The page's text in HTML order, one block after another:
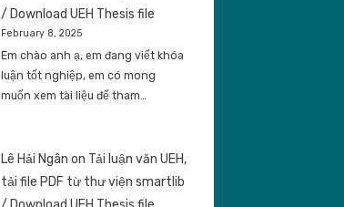
/ Download UEH Thesis file
February 8, 2025
Em chào anh ạ, em đang viết khóa
luận tốt nghiệp, em có mong
muốn xem tài liệu để tham…
Lê Hải Ngân on Tải luận văn UEH,
tải file PDF từ thư viện smartlib